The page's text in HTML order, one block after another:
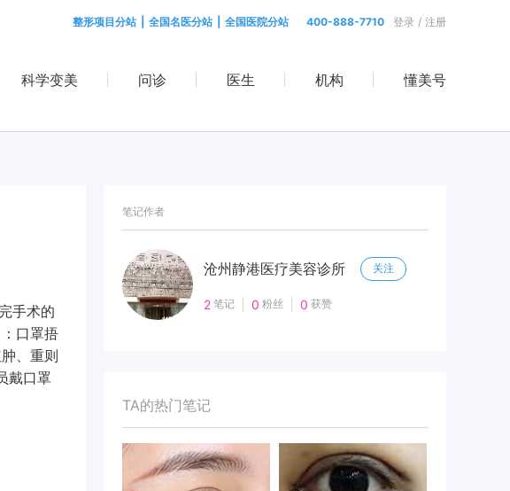
整形项目分站 全国名医分站 全国医院分站 400-888-7710 登录 / 注册
科学变美 问诊 医生 机构 懂美号
手术的
口罩捂
、重则
戴口罩
笔记作者
沧州静港医疗美容诊所 关注
2 笔记 0 粉丝 0 获赞
TA的热门笔记